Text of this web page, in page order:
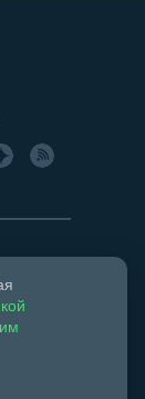
18+